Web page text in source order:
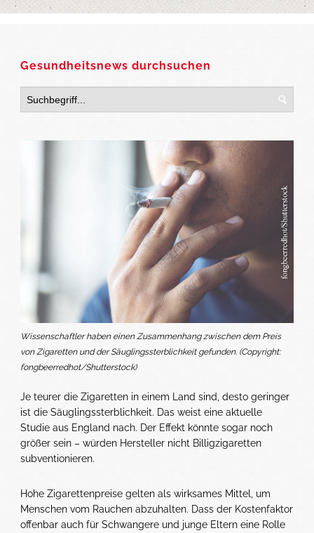
Gesundheitsnews durchsuchen
Wissenschaftler haben einen Zusammenhang zwischen dem Preis
von Zigaretten und der Säuglingssterblichkeit gefunden. (Copyright:
fongbeerredhot/Shutterstock)
Je teurer die Zigaretten in einem Land sind, desto geringer
ist die Säuglingssterblichkeit. Das weist eine aktuelle
Studie aus England nach. Der Effekt könnte sogar noch
größer sein – würden Hersteller nicht Billigzigaretten
subventionieren.
Hohe Zigarettenpreise gelten als wirksames Mittel, um
Menschen vom Rauchen abzuhalten. Dass der Kostenfaktor
offenbar auch für Schwangere und junge Eltern eine Rolle